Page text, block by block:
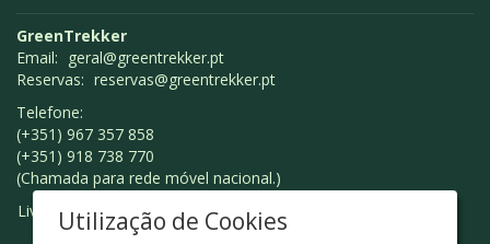
GreenTrekker
Email: geral@greentrekker.pt
Reservas: reservas@greentrekker.pt
Telefone:
(+351) 967 357 858
(+351) 918 738 770
(Chamada para rede móvel nacional.)
Livro de Reclamações
Utilização de Cookies